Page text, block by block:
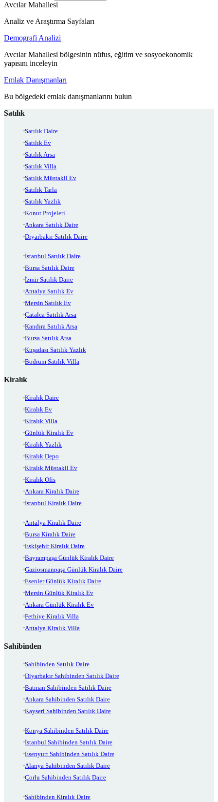
Avcılar Mahallesi
Analiz ve Araştırma Sayfaları
Demografi Analizi
Avcılar Mahallesi bölgesinin nüfus, eğitim ve sosyoekonomik
yapısını inceleyin
Emlak Danışmanları
Bu bölgedeki emlak danışmanlarını bulun
Satılık
Satılık Daire
Satılık Ev
Satılık Arsa
Satılık Villa
Satılık Müstakil Ev
Satılık Tarla
Satılık Yazlık
Konut Projeleri
Ankara Satılık Daire
Diyarbakır Satılık Daire
İstanbul Satılık Daire
Bursa Satılık Daire
İzmir Satılık Daire
Antalya Satılık Ev
Mersin Satılık Ev
Çatalca Satılık Arsa
Kandıra Satılık Arsa
Bursa Satılık Arsa
Kuşadası Satılık Yazlık
Bodrum Satılık Villa
Kiralık
Kiralık Daire
Kiralık Ev
Kiralık Villa
Günlük Kiralık Ev
Kiralık Yazlık
Kiralık Depo
Kiralık Müstakil Ev
Kiralık Ofis
Ankara Kiralık Daire
İstanbul Kiralık Daire
Antalya Kiralık Daire
Bursa Kiralık Daire
Eskişehir Kiralık Daire
Bayrampaşa Günlük Kiralık Daire
Gaziosmanpaşa Günlük Kiralık Daire
Esenler Günlük Kiralık Daire
Mersin Günlük Kiralık Ev
Ankara Günlük Kiralık Ev
Fethiye Kiralık Villa
Antalya Kiralık Villa
Sahibinden
Sahibinden Satılık Daire
Diyarbakır Sahibinden Satılık Daire
Batman Sahibinden Satılık Daire
Ankara Sahibinden Satılık Daire
Kayseri Sahibinden Satılık Daire
Konya Sahibinden Satılık Daire
İstanbul Sahibinden Satılık Daire
Esenyurt Sahibinden Satılık Daire
Alanya Sahibinden Satılık Daire
Çorlu Sahibinden Satılık Daire
Sahibinden Kiralık Daire